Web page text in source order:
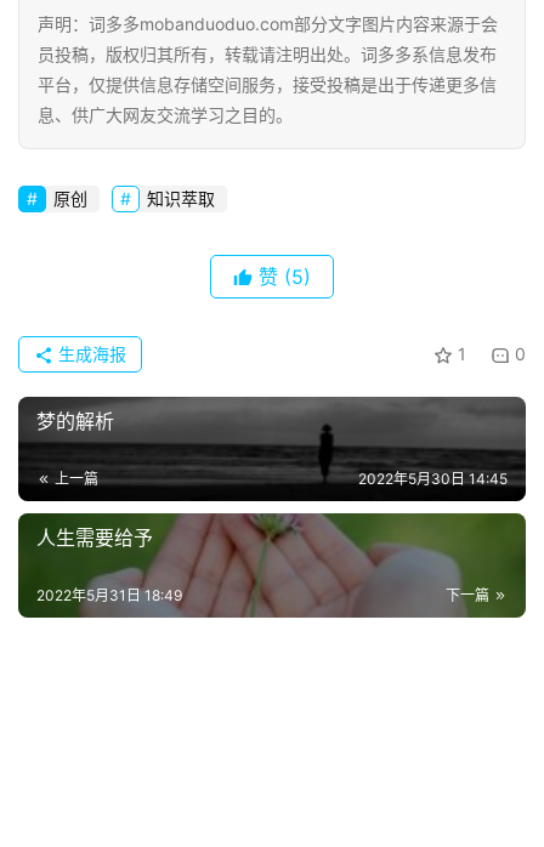
首
页
声明：词多多mobanduoduo.com部分文字图片内容来源于会
员投稿，版权归其所有，转载请注明出处。词多多系信息发布
平台，仅提供信息存储空间服务，接受投稿是出于传递更多信
息、供广大网友交流学习之目的。
原创 知识萃取
赞 (5)
1 0
生成海报
梦的解析
上一篇 2022年5月30日 14:45
人生需要给予
下一篇
2022年5月31日 18:49